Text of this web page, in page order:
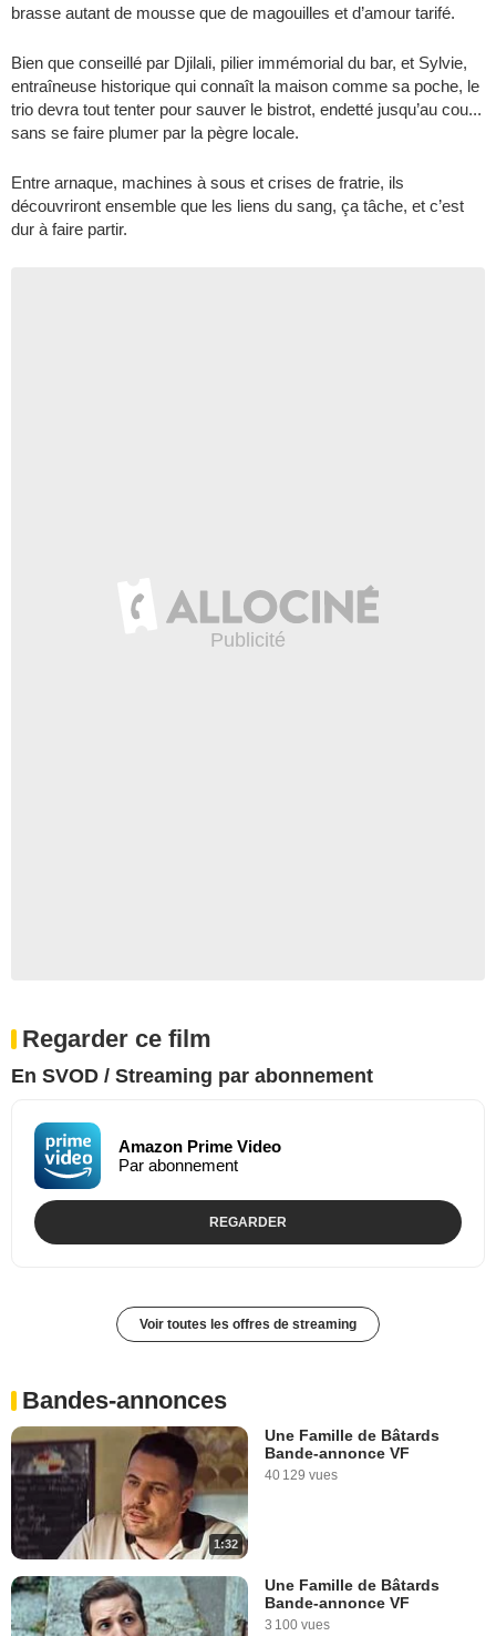
brasse autant de mousse que de magouilles et d’amour tarifé.
Bien que conseillé par Djilali, pilier immémorial du bar, et Sylvie,
entraîneuse historique qui connaît la maison comme sa poche, le
trio devra tout tenter pour sauver le bistrot, endetté jusqu’au cou...
sans se faire plumer par la pègre locale.
Entre arnaque, machines à sous et crises de fratrie, ils
découvriront ensemble que les liens du sang, ça tâche, et c’est
dur à faire partir.
Regarder ce film
En SVOD / Streaming par abonnement
Amazon Prime Video
Par abonnement
REGARDER
Voir toutes les offres de streaming
Bandes-annonces
1:32
Une Famille de Bâtards
Bande-annonce VF
40 129 vues
Une Famille de Bâtards
Bande-annonce VF
3 100 vues